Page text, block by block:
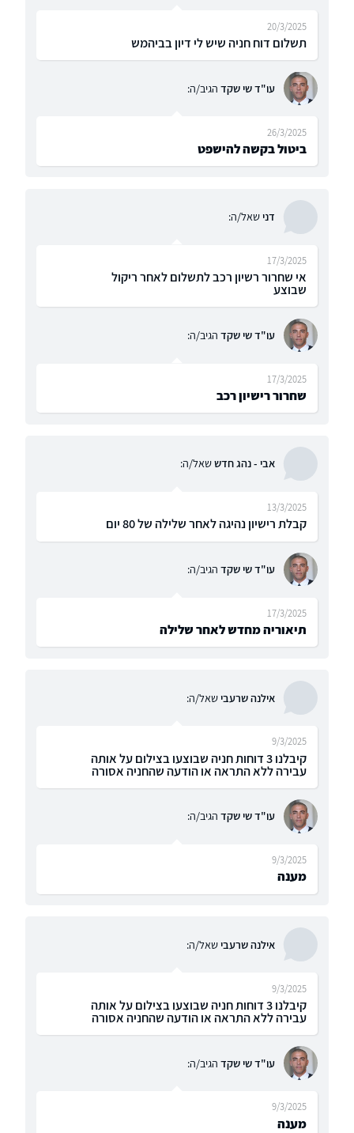
תשלום דוח חניה שיש לי דיון בביהמש
20/3/2025
עו"ד שי שקד הגיב/ה:
ביטול בקשה להישפט
26/3/2025
דנישאל/ה:
אי שחרור רשיון רכב לתשלום לאחר ריקול
שבוצע
17/3/2025
עו"ד שי שקד הגיב/ה:
שחרור רישיון רכב
17/3/2025
אבי - נהג חדששאל/ה:
קבלת רישיון נהיגה לאחר שלילה של 80 יום
13/3/2025
עו"ד שי שקד הגיב/ה:
תיאוריה מחדש לאחר שלילה
17/3/2025
אילנה שרעבישאל/ה:
קיבלנו 3 דוחות חניה שבוצעו בצילום על אותה
עבירה ללא התראה או הודעה שהחניה אסורה
9/3/2025
עו"ד שי שקד הגיב/ה:
מענה
9/3/2025
אילנה שרעבישאל/ה:
קיבלנו 3 דוחות חניה שבוצעו בצילום על אותה
עבירה ללא התראה או הודעה שהחניה אסורה
9/3/2025
עו"ד שי שקד הגיב/ה:
מענה
9/3/2025